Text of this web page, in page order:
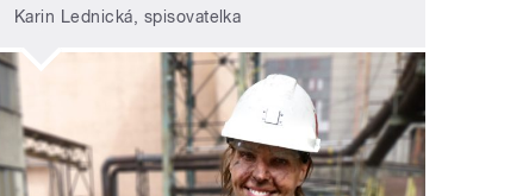
Karin Lednická, spisovatelka